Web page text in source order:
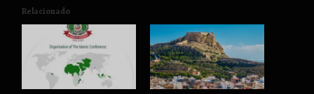
Relacionado